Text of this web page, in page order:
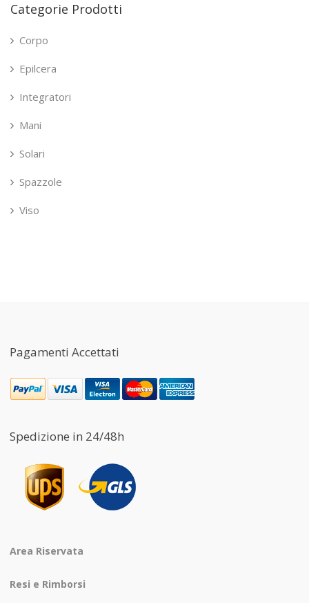
Categorie Prodotti
Corpo
Epilcera
Integratori
Mani
Solari
Spazzole
Viso
Pagamenti Accettati
Spedizione in 24/48h
Area Riservata
Resi e Rimborsi